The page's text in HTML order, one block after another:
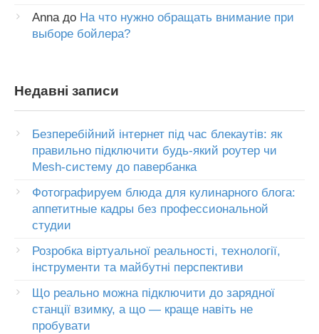
Annaдо На что нужно обращать внимание при
выборе бойлера?
Недавні записи
Безперебійний інтернет під час блекаутів: як
правильно підключити будь-який роутер чи
Mesh-систему до павербанка
Фотографируем блюда для кулинарного блога:
аппетитные кадры без профессиональной
студии
Розробка віртуальної реальності, технології,
інструменти та майбутні перспективи
Що реально можна підключити до зарядної
станції взимку, а що — краще навіть не
пробувати